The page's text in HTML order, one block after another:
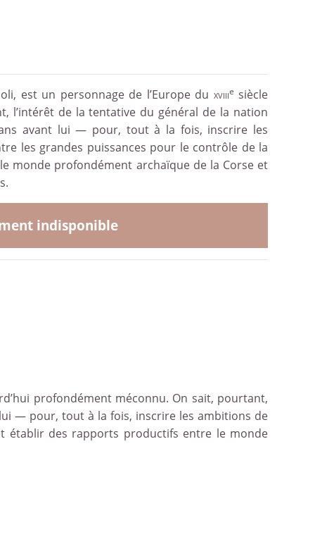
est un personnage de l’Europe du xviiie siècle
l’intérêt de la tentative du général de la nation
avant lui — pour, tout à la fois, inscrire les
les grandes puissances pour le contrôle de la
monde profondément archaïque de la Corse et
indisponible
profondément méconnu. On sait, pourtant,
— pour, tout à la fois, inscrire les ambitions de
établir des rapports productifs entre le monde